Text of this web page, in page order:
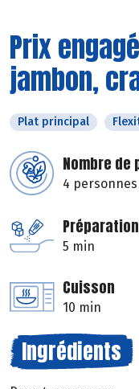
Prix
jambon,
Plat principal
Nombre de
4 personnes
Préparation
5 min
Cuisson
10 min
Ingrédients